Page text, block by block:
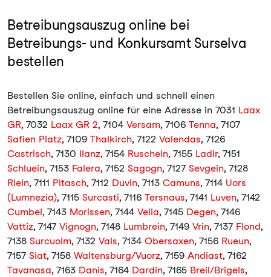
Betreibungsauszug online bei
Betreibungs- und Konkursamt Surselva
bestellen
Bestellen Sie online, einfach und schnell einen
Betreibungsauszug online für eine Adresse in 7031 Laax
GR, 7032 Laax GR 2, 7104 Versam, 7106 Tenna, 7107
Safien Platz, 7109 Thalkirch, 7122 Valendas, 7126
Castrisch, 7130 Ilanz, 7154 Ruschein, 7155 Ladir, 7151
Schluein, 7153 Falera, 7152 Sagogn, 7127 Sevgein, 7128
Riein, 7111 Pitasch, 7112 Duvin, 7113 Camuns, 7114 Uors
(Lumnezia), 7115 Surcasti, 7116 Tersnaus, 7141 Luven, 7142
Cumbel, 7143 Morissen, 7144 Vella, 7145 Degen, 7146
Vattiz, 7147 Vignogn, 7148 Lumbrein, 7149 Vrin, 7137 Flond,
7138 Surcuolm, 7132 Vals, 7134 Obersaxen, 7156 Rueun,
7157 Siat, 7158 Waltensburg/Vuorz, 7159 Andiast, 7162
Tavanasa, 7163 Danis, 7164 Dardin, 7165 Breil/Brigels,